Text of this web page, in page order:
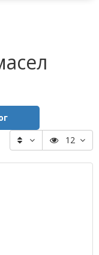
12